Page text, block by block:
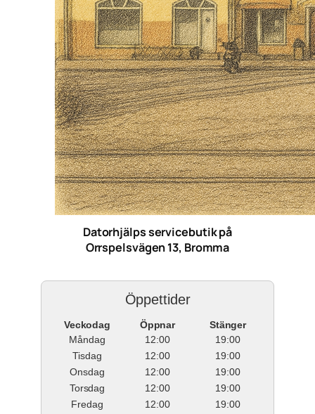
Datorhjälps servicebutik på
Orrspelsvägen 13, Bromma
Öppettider
Veckodag Öppnar
Stänger
Måndag
12:00
19:00
Tisdag
12:00
19:00
Onsdag
12:00
19:00
Torsdag
12:00
19:00
Fredag
12:00
19:00